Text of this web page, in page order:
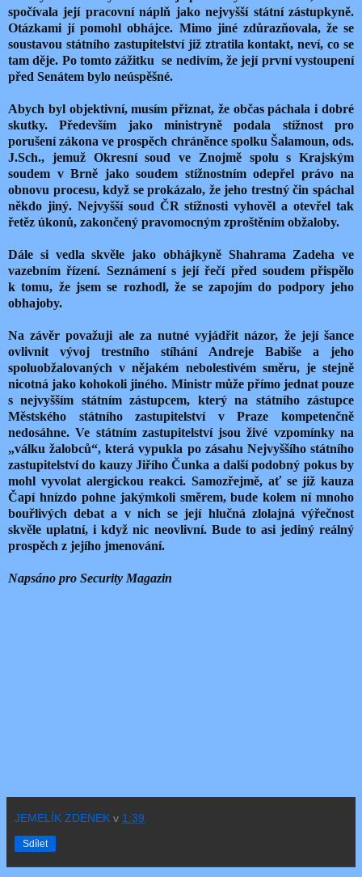
spočívala její pracovní náplň jako nejvyšší státní zástupkyně.
Otázkami jí pomohl obhájce. Mimo jiné zdůrazňovala, že se
soustavou státního zastupitelství již ztratila kontakt, neví, co se
tam děje. Po tomto zážitku
se nedivím, že její první vystoupení
před Senátem bylo neúspěšné.
Abych byl objektivní, musím přiznat, že občas páchala i dobré
skutky. Především jako ministryně podala stížnost pro
porušení zákona ve prospěch chráněnce spolku Šalamoun, ods.
J.Sch., jemuž Okresní soud ve Znojmě spolu s Krajským
soudem v Brně jako soudem stížnostním odepřel právo na
obnovu procesu, když se prokázalo, že jeho trestný čin spáchal
někdo jiný. Nejvyšší soud ČR stížnosti vyhověl a otevřel tak
řetěz úkonů, zakončený pravomocným zproštěním obžaloby.
Dále si vedla skvěle jako obhájkyně Shahrama Zadeha ve
vazebním řízení. Seznámení s její řečí před soudem přispělo
k tomu, že jsem se rozhodl, že se zapojím do podpory jeho
obhajoby.
Na závěr považuji ale za nutné vyjádřit názor, že její šance
ovlivnit vývoj trestního stíhání Andreje Babiše a jeho
spoluobžalovaných v nějakém nebolestivém směru, je stejně
nicotná jako kohokoli jiného. Ministr může přímo jednat pouze
s nejvyšším státním zástupcem, který na státního zástupce
Městského státního zastupitelství v Praze kompetenčně
nedosáhne. Ve státním zastupitelství jsou živé vzpomínky na
„válku žalobců“, která vypukla po zásahu Nejvyššího státního
zastupitelství do kauzy Jiřího Čunka a další podobný pokus by
mohl vyvolat alergickou reakci. Samozřejmě, ať se již kauza
Čapí hnízdo pohne jakýmkoli směrem, bude kolem ní mnoho
bouřlivých debat a v nich se její hlučná zlolajná výřečnost
skvěle uplatní, i když nic neovlivní. Bude to asi jediný reálný
prospěch z jejího jmenování.
Napsáno pro Security Magazin
JEMELÍK ZDENEK v 1:39
Sdílet